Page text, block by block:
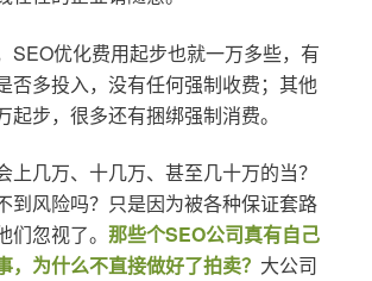
SEO优化费用起步也就一万多些，有
否多投入，没有任何强制收费；其他
起步，很多还有捆绑强制消费。
上几万、十几万、甚至几十万的当？
到风险吗？只是因为被各种保证套路
们忽视了。 那些个SEO公司真有自己
，为什么不直接做好了拍卖？ 大公司